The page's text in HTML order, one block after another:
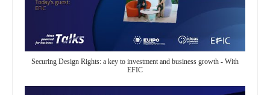
Securing Design Rights: a key to investment and business growth - With
EFIC